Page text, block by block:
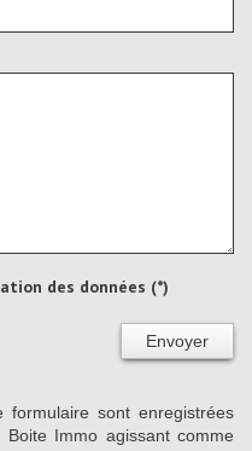
des données (*)
Envoyer
formulaire sont enregistrées
Immo agissant comme